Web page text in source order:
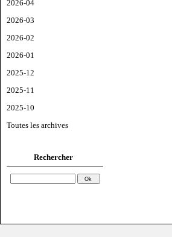
2026-04
2026-03
2026-02
2026-01
2025-12
2025-11
2025-10
Toutes les archives
Rechercher